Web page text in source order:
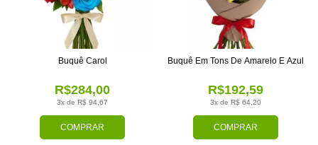
COMPRAR
3x de R$ 94,67
R$284,00
Buquê Carol
COMPRAR
3x de R$ 64,20
R$192,59
Buquê Em Tons De Amarelo E Azul